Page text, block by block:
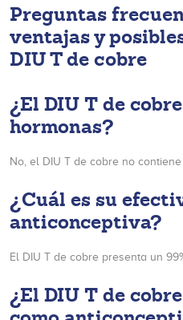
Preguntas
ventajas y
DIU T de cobre
¿El DIU T de
hormonas?
No, el DIU T de cobre no
¿Cuál es su
anticonceptiva?
El DIU T de cobre presenta un
¿El DIU T de